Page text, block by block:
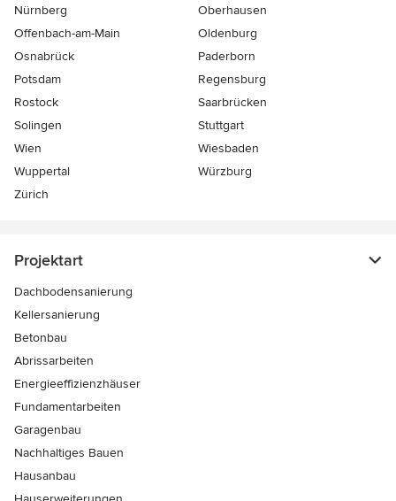
Nürnberg
Oberhausen
Offenbach-am-Main
Oldenburg
Osnabrück
Paderborn
Potsdam
Regensburg
Rostock
Saarbrücken
Solingen
Stuttgart
Wien
Wiesbaden
Wuppertal
Würzburg
Zürich
Projektart
Dachbodensanierung
Kellersanierung
Betonbau
Abrissarbeiten
Energieeffizienzhäuser
Fundamentarbeiten
Garagenbau
Nachhaltiges Bauen
Hausanbau